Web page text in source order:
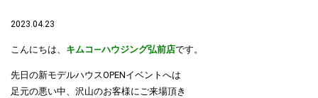
2023.04.23
こんにちは、 キムコ―ハウジング弘前店です。
先日の新モデルハウスOPENイベントへは
足元の悪い中、沢山のお客様にご来場頂き